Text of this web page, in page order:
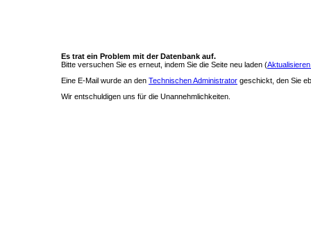
Es trat ein Problem mit der Datenbank auf.
Bitte versuchen Sie es erneut, indem Sie die Seite neu laden (
Eine E-Mail wurde an den Technischen Administrator geschickt, den Sie
Wir entschuldigen uns für die Unannehmlichkeiten.